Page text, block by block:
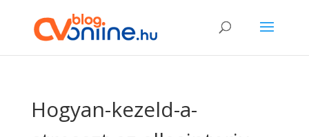
Hogyan-kezeld-a-